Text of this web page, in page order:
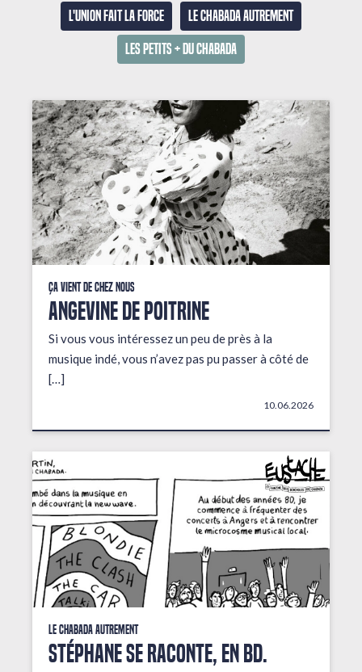
L'union fait la force
Le Chabada autrement
Les petits + du Chabada
Ça vient de chez nous
ANGEVINE DE POITRINE
Si vous vous intéressez un peu de près à la
musique indé, vous n’avez pas pu passer à côté de
[…]
10.06.2026
Le Chabada autrement
STÉPHANE SE RACONTE, EN BD.